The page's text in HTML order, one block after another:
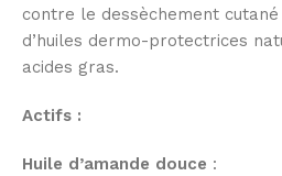
contre le dessèchement
d’huiles dermo-protectrices
acides gras.
Actifs :
Huile d’amande douce :